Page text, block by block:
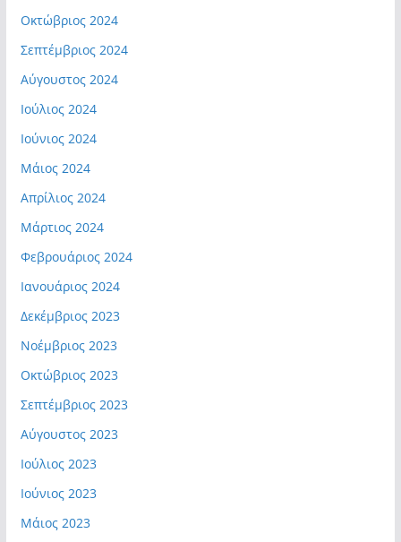
Οκτώβριος 2024
Σεπτέμβριος 2024
Αύγουστος 2024
Ιούλιος 2024
Ιούνιος 2024
Μάιος 2024
Απρίλιος 2024
Μάρτιος 2024
Φεβρουάριος 2024
Ιανουάριος 2024
Δεκέμβριος 2023
Νοέμβριος 2023
Οκτώβριος 2023
Σεπτέμβριος 2023
Αύγουστος 2023
Ιούλιος 2023
Ιούνιος 2023
Μάιος 2023